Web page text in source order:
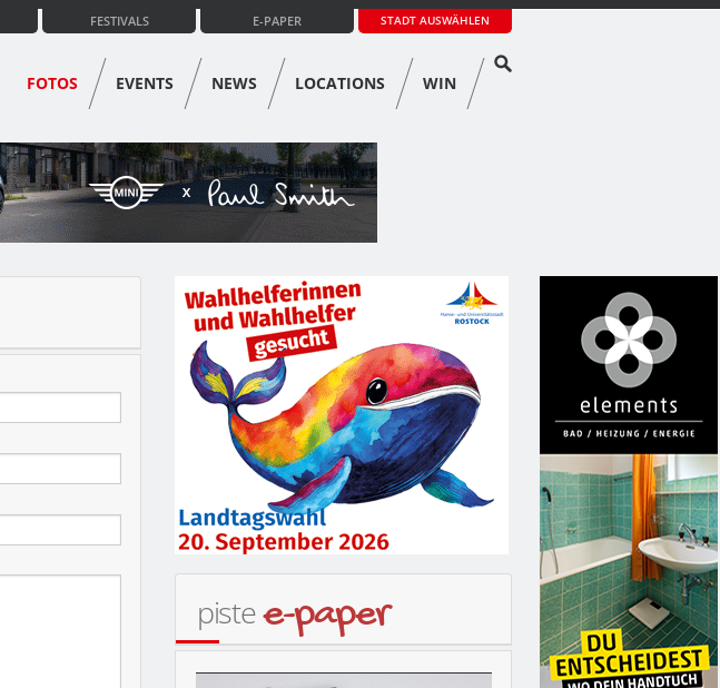
STADT AUSWÄHLEN
E-PAPER
FESTIVALS
FOTOS EVENTS NEWS LOCATIONS WIN
pistee-paper